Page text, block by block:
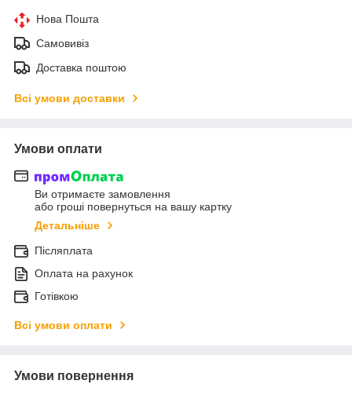
Нова Пошта
Самовивіз
Доставка поштою
Всі умови доставки
Умови оплати
Ви отримаєте замовлення
або гроші повернуться на вашу картку
Детальніше
Післяплата
Оплата на рахунок
Готівкою
Всі умови оплати
Умови повернення